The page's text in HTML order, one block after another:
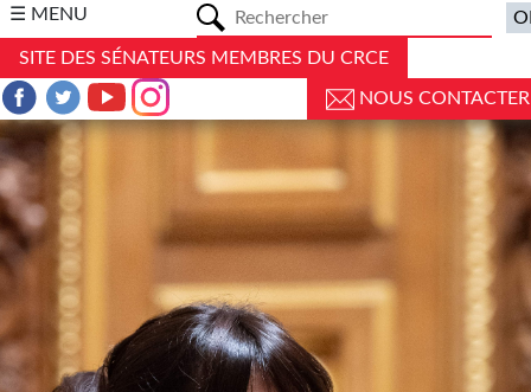
☰ MENU
SITE DES SÉNATEURS MEMBRES DU CRCE
NOUS CONTACTER